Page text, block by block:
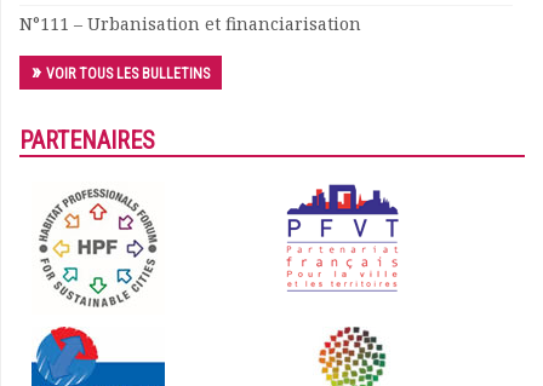
N°111 – Urbanisation et financiarisation
VOIR TOUS LES BULLETINS
PARTENAIRES